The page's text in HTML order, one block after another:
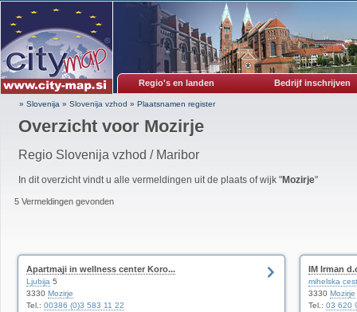
Regio's en landen Bedrijf inschrijven
» Slovenija » Slovenija vzhod » Plaatsnamen register
Overzicht voor Mozirje
Regio Slovenija vzhod / Maribor
In dit overzicht vindt u alle vermeldingen uit de plaats of wijk "Mozirje"
5 Vermeldingen gevonden
Apartmaji in wellness center Koro...
Ljubija 5
3330 Mozirje
Tel.: 00386 (0)3 583 11 22
IM Irman
mihelska
3330 Mozirje
Tel.: 03 620